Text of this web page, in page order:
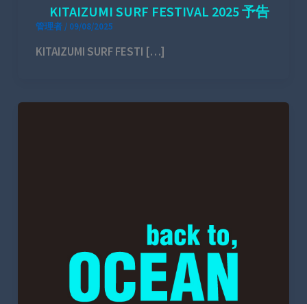
KITAIZUMI SURF FESTIVAL 2025 予告
管理者 / 09/08/2025
KITAIZUMI SURF FESTI […]